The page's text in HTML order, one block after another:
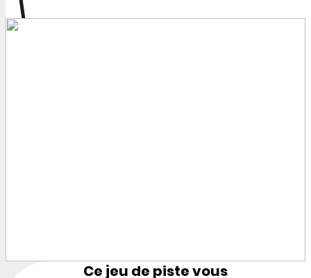
Ce jeu de piste vous